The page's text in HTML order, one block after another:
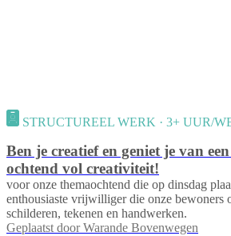
STRUCTUREEL WERK · 3+ UUR/
Ben je creatief en geniet je van
ochtend vol creativiteit!
voor onze themaochtend die op dinsdag
enthousiaste vrijwilliger die onze bewoners
schilderen, tekenen en handwerken.
Geplaatst door Warande Bovenwegen